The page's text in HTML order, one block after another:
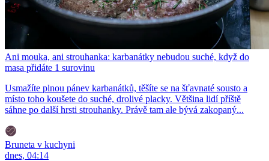
Ani mouka, ani strouhanka: karbanátky nebudou suché, když do
masa přidáte 1 surovinu
Usmažíte plnou pánev karbanátků, těšíte se na šťavnaté sousto a
místo toho koušete do suché, drolivé placky. Většina lidí příště
sáhne po další hrsti strouhanky. Právě tam ale bývá zakopaný...
Bruneta v kuchyni
dnes, 04:14